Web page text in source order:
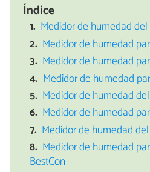
Índice
Medidor de humedad
Medidor de humedad
Medidor de humedad
Medidor de humedad
Medidor de humedad
Medidor de humedad
Medidor de humedad
Medidor de humedad
BestCon